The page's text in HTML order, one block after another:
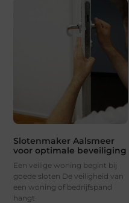
Slotenmaker Aalsmeer
voor optimale beveiliging
Een veilige woning begint bij
goede sloten De veiligheid van
een woning of bedrijfspand
hangt